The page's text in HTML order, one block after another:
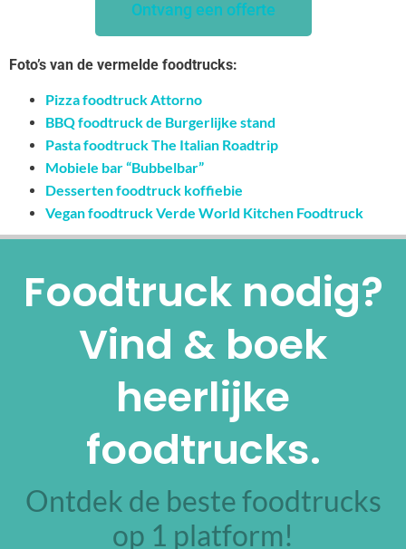
Ontvang een offerte
Foto’s van de vermelde foodtrucks:
Pizza foodtruck Attorno
BBQ foodtruck de Burgerlijke stand
Pasta foodtruck The Italian Roadtrip
Mobiele bar “Bubbelbar”
Desserten foodtruck koffiebie
Vegan foodtruck Verde World Kitchen Foodtruck
Foodtruck nodig?
Vind & boek
heerlijke
foodtrucks.
Ontdek de beste foodtrucks
op 1 platform!